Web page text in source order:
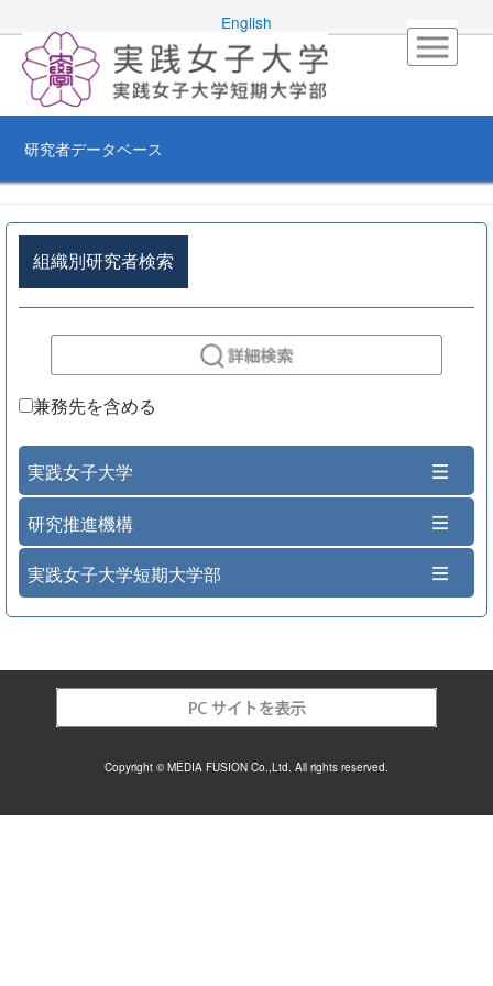
English
研究者データベース
組織別研究者検索
兼務先を含める
実践女子大学
研究推進機構
実践女子大学短期大学部
Copyright © MEDIA FUSION Co.,Ltd. All rights reserved.